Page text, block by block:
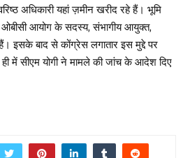
अधिकारी यहां ज़मीन खरीद रहे हैं। भूमि
ओबीसी आयोग के सदस्य, संभागीय आयुक्त,
इसके बाद से कोंग्रेस लगातार इस मुद्दे पर
ही में सीएम योगी ने मामले की जांच के आदेश दिए